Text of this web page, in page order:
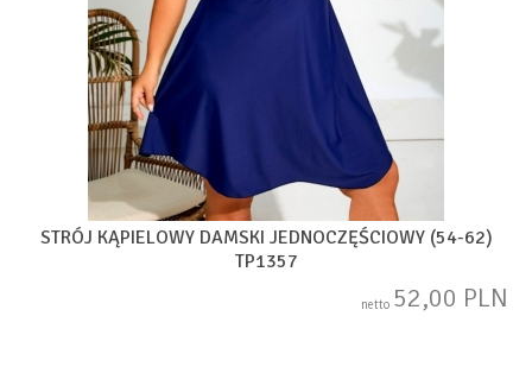
STRÓJ KĄPIELOWY DAMSKI JEDNOCZĘŚCIOWY (54-62)
TP1357
netto 52,00 PLN